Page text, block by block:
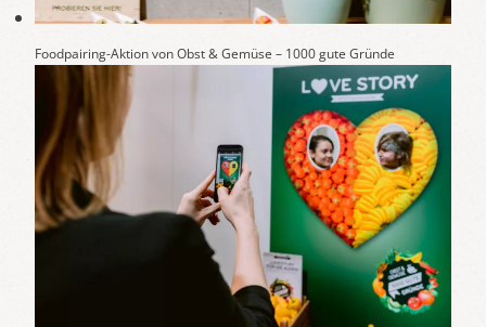
Foodpairing-Aktion von Obst & Gemüse – 1000 gute Gründe